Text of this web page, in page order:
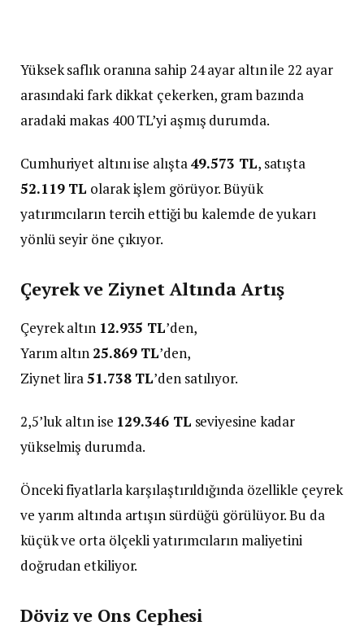
Yüksek saflık oranına sahip 24 ayar altın ile 22 ayar
arasındaki fark dikkat çekerken, gram bazında
aradaki makas 400 TL’yi aşmış durumda.
Cumhuriyet altını ise alışta49.573 TL, satışta
52.119 TL olarak işlem görüyor. Büyük
yatırımcıların tercih ettiği bu kalemde de yukarı
yönlü seyir öne çıkıyor.
Çeyrek ve Ziynet Altında Artış
Çeyrek altın 12.935 TL’den,
Yarım altın 25.869 TL’den,
Ziynet lira51.738 TL’den satılıyor.
2,5’luk altın ise 129.346 TL seviyesine kadar
yükselmiş durumda.
Önceki fiyatlarla karşılaştırıldığında özellikle çeyrek
ve yarım altında artışın sürdüğü görülüyor. Bu da
küçük ve orta ölçekli yatırımcıların maliyetini
doğrudan etkiliyor.
Döviz ve Ons Cephesi